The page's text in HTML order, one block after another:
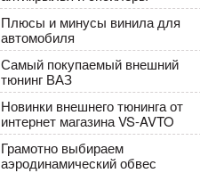
Плюсы и минусы винила для
автомобиля
Самый покупаемый внешний
тюнинг ВАЗ
Новинки внешнего тюнинга от
интернет магазина VS-AVTO
Грамотно выбираем
аэродинамический обвес